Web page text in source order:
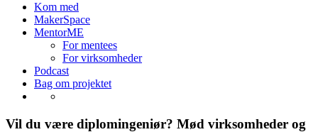
Kom med
MakerSpace
MentorME
For mentees
For virksomheder
Podcast
Bag om projektet
Vil du være diplomingeniør? Mød virksomheder og